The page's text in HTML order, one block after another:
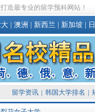
造最专业的留学预科网站！
澳洲 新西兰 新加坡
留学资讯 | 韩国大学排名 |